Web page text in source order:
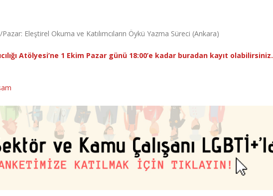
Eleştirel Okuma ve Katılımcıların Öykü Yazma Süreci (Ankara)
Atölyesi’ne 1 Ekim Pazar günü 18:00’e kadar buradan kayıt olabilirsiniz.